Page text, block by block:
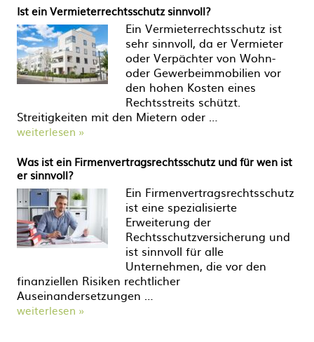
Ist ein Vermieterrechtsschutz sinnvoll?
Ein Vermieterrechtsschutz ist
sehr sinnvoll, da er Vermieter
oder Verpächter von Wohn-
oder Gewerbeimmobilien vor
den hohen Kosten eines
Rechtsstreits schützt.
Streitigkeiten mit den Mietern oder …
weiterlesen »
Was ist ein Firmenvertragsrechtsschutz und für wen ist
er sinnvoll?
Ein Firmenvertragsrechtsschutz
ist eine spezialisierte
Erweiterung der
Rechtsschutzversicherung und
ist sinnvoll für alle
Unternehmen, die vor den
finanziellen Risiken rechtlicher
Auseinandersetzungen …
weiterlesen »